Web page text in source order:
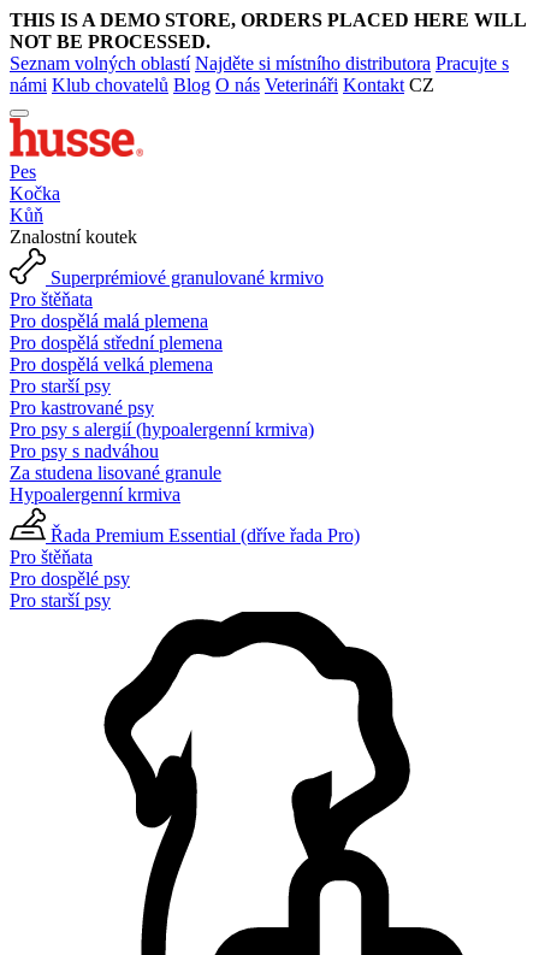
THIS IS A DEMO STORE, ORDERS PLACED HERE WILL
NOT BE PROCESSED.
Seznam volných oblastí Najděte si místního distributora Pracujte s
námi Klub chovatelů Blog O nás Veterináři Kontakt CZ
Pes
Kočka
Kůň
Znalostní koutek
Superprémiové granulované krmivo
Pro štěňata
Pro dospělá malá plemena
Pro dospělá střední plemena
Pro dospělá velká plemena
Pro starší psy
Pro kastrované psy
Pro psy s alergií (hypoalergenní krmiva)
Pro psy s nadváhou
Za studena lisované granule
Hypoalergenní krmiva
Řada Premium Essential (dříve řada Pro)
Pro štěňata
Pro dospělé psy
Pro starší psy